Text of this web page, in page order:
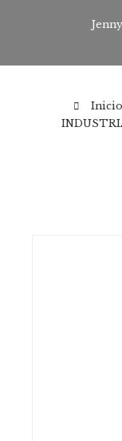
Inicio